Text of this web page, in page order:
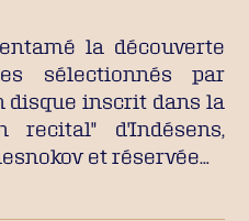
la découverte
sélectionnés par
disque inscrit dans la
recital" d'Indésens,
et réservée…